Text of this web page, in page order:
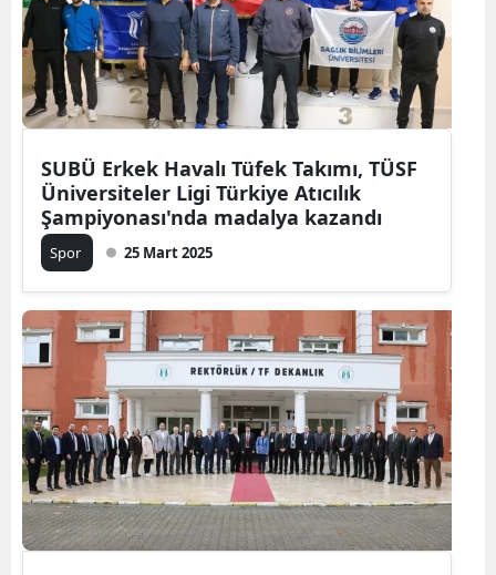
SUBÜ Erkek Havalı Tüfek Takımı, TÜSF
Üniversiteler Ligi Türkiye Atıcılık
Şampiyonası'nda madalya kazandı
Spor 25 Mart 2025